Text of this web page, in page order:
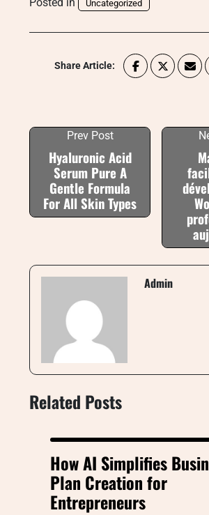
Uncategorized
Share Article:
Prev Post
Hyaluronic Acid
Serum Pure A
Gentle Formula
For All Skin Types
Admin
Related Posts
How AI Simplifies
Plan Creation for
Entrepreneurs